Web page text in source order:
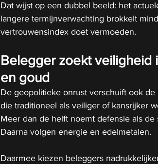
Dat wijst op een dubbel beeld: het
langere termijnverwachting brokkelt
vertrouwensindex doet vermoeden.
Belegger zoekt veiligheid
en goud
De geopolitieke onrust verschuift ook
die traditioneel als veiliger of kansrijker
Meer dan de helft noemt defensie als
Daarna volgen energie en edelmetalen.
Daarmee kiezen beleggers